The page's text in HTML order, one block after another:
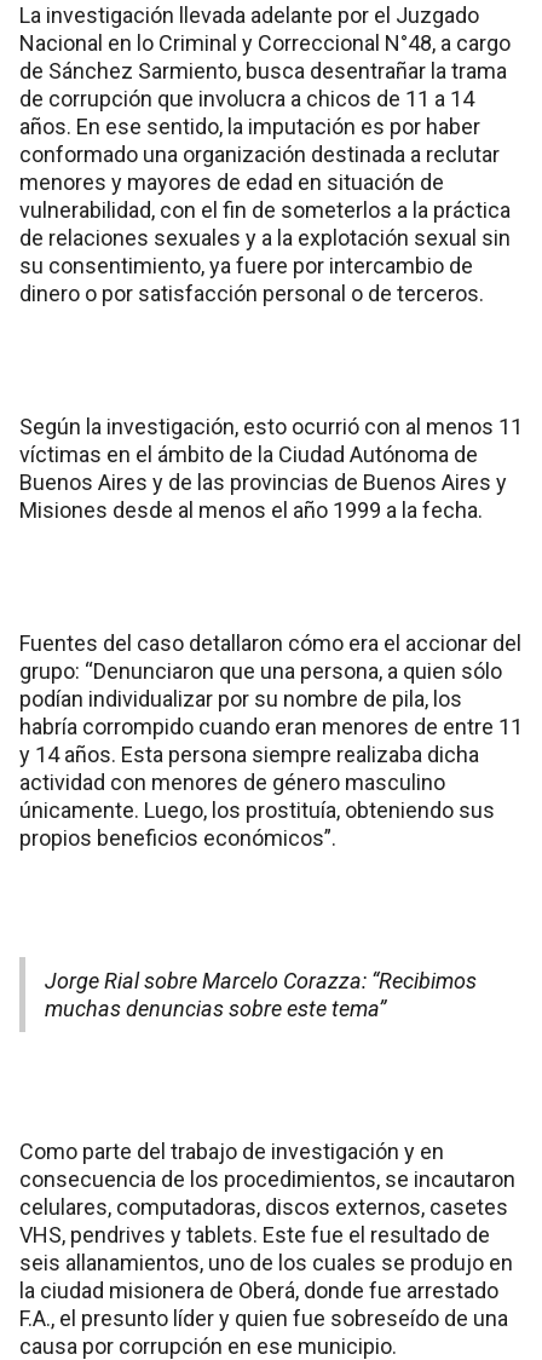
La investigación llevada adelante por el Juzgado
Nacional en lo Criminal y Correccional N°48, a cargo
de Sánchez Sarmiento, busca desentrañar la trama
de corrupción que involucra a chicos de 11 a 14
años. En ese sentido, la imputación es por haber
conformado una organización destinada a reclutar
menores y mayores de edad en situación de
vulnerabilidad, con el fin de someterlos a la práctica
de relaciones sexuales y a la explotación sexual sin
su consentimiento, ya fuere por intercambio de
dinero o por satisfacción personal o de terceros.
Según la investigación, esto ocurrió con al menos 11
víctimas en el ámbito de la Ciudad Autónoma de
Buenos Aires y de las provincias de Buenos Aires y
Misiones desde al menos el año 1999 a la fecha.
Fuentes del caso detallaron cómo era el accionar del
grupo: “Denunciaron que una persona, a quien sólo
podían individualizar por su nombre de pila, los
habría corrompido cuando eran menores de entre 11
y 14 años. Esta persona siempre realizaba dicha
actividad con menores de género masculino
únicamente. Luego, los prostituía, obteniendo sus
propios beneficios económicos”.
Jorge Rial sobre Marcelo Corazza: “Recibimos
muchas denuncias sobre este tema”
Como parte del trabajo de investigación y en
consecuencia de los procedimientos, se incautaron
celulares, computadoras, discos externos, casetes
VHS, pendrives y tablets. Este fue el resultado de
seis allanamientos, uno de los cuales se produjo en
la ciudad misionera de Oberá, donde fue arrestado
F.A., el presunto líder y quien fue sobreseído de una
causa por corrupción en ese municipio.